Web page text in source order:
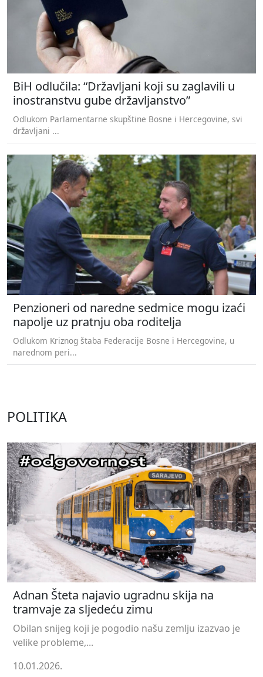
BiH odlučila: “Državljani koji su zaglavili u
inostranstvu gube državljanstvo”
Odlukom Parlamentarne skupštine Bosne i Hercegovine, svi
državljani ...
Penzioneri od naredne sedmice mogu izaći
napolje uz pratnju oba roditelja
Odlukom Kriznog štaba Federacije Bosne i Hercegovine, u
narednom peri...
POLITIKA
Adnan Šteta najavio ugradnu skija na
tramvaje za sljedeću zimu
Obilan snijeg koji je pogodio našu zemlju izazvao je
velike probleme,...
10.01.2026.